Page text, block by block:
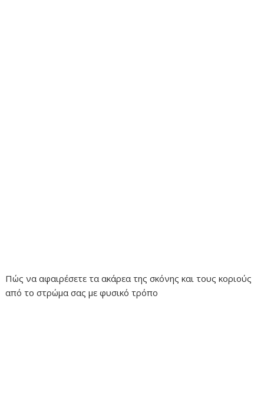
Πώς να αφαιρέσετε τα ακάρεα της σκόνης και τους κοριούς
από το στρώμα σας με φυσικό τρόπο